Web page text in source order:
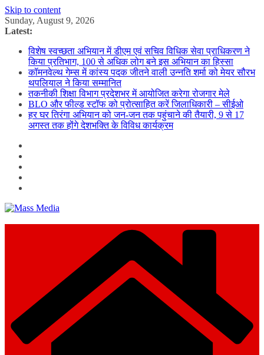
Skip to content
Sunday, August 9, 2026
Latest:
विशेष स्वच्छता अभियान में डीएम एवं सचिव विधिक सेवा प्राधिकरण ने
किया प्रतिभाग, 100 से अधिक लोग बने इस अभियान का हिस्सा
कॉमनवेल्थ गेम्स में कांस्य पदक जीतने वाली उन्नति शर्मा को मेयर सौरभ
थपलियाल ने किया सम्मानित
तकनीकी शिक्षा विभाग प्रदेशभर में आयोजित करेगा रोजगार मेले
BLO और फील्ड स्टॉफ को प्रोत्साहित करें जिलाधिकारी – सीईओ
हर घर तिरंगा अभियान को जन-जन तक पहुंचाने की तैयारी, 9 से 17
अगस्त तक होंगे देशभक्ति के विविध कार्यक्रम